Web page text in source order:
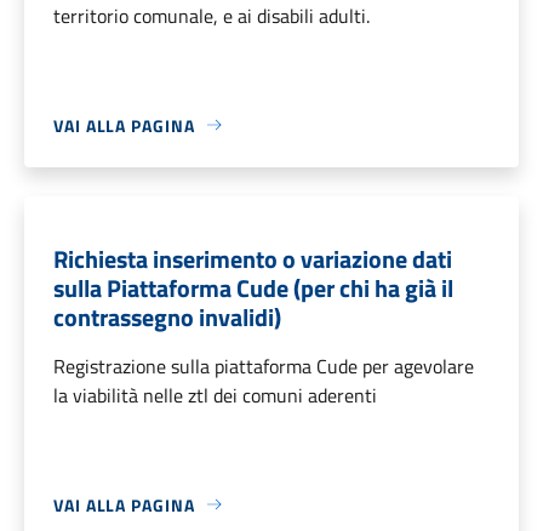
territorio comunale, e ai disabili adulti.
VAI ALLA PAGINA
Richiesta inserimento o variazione dati
sulla Piattaforma Cude (per chi ha già il
contrassegno invalidi)
Registrazione sulla piattaforma Cude per agevolare
la viabilità nelle ztl dei comuni aderenti
VAI ALLA PAGINA